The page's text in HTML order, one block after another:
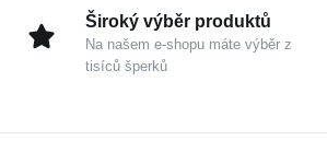
Široký výběr produktů
Na našem e-shopu máte výběr z
tisíců šperků